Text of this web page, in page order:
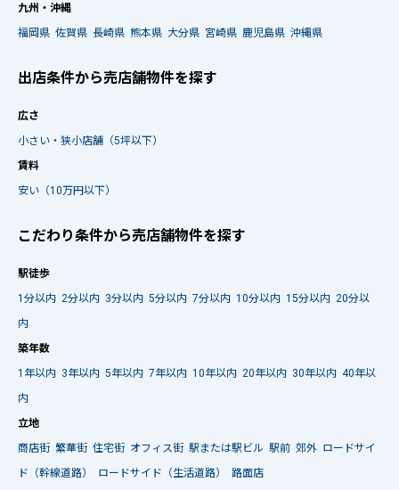
九州・沖縄
福岡県 佐賀県 長崎県 熊本県 大分県 宮崎県 鹿児島県 沖縄県
出店条件から売店舗物件を探す
広さ
小さい・狭小店舗（5坪以下）
賃料
安い（10万円以下）
こだわり条件から売店舗物件を探す
駅徒歩
1分以内 2分以内 3分以内 5分以内 7分以内 10分以内 15分以内 20分以
内
築年数
1年以内 3年以内 5年以内 7年以内 10年以内 20年以内 30年以内 40年以
内
立地
商店街 繁華街 住宅街 オフィス街 駅または駅ビル 駅前 郊外 ロードサイ
ド（幹線道路）
ロードサイド（生活道路）
路面店